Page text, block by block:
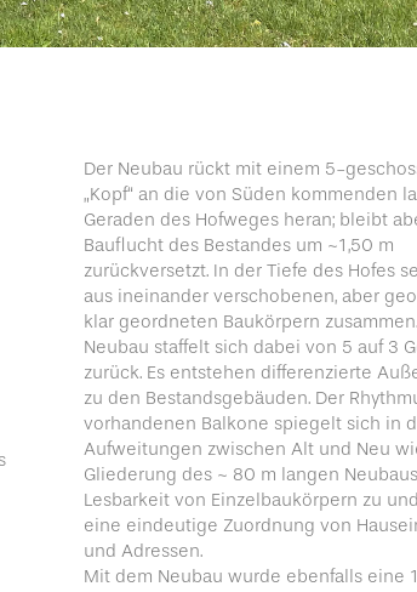
Der Neubau rückt mit einem 5-
„Kopf“ an die von Süden kommenden
Geraden des Hofweges heran; bleibt
Bauflucht des Bestandes um ~1,50 m
zurückversetzt. In der Tiefe des Hofes
aus ineinander verschobenen, aber
klar geordneten Baukörpern
Neubau staffelt sich dabei von 5 auf 3
zurück. Es entstehen differenzierte
zu den Bestandsgebäuden. Der
vorhandenen Balkone spiegelt sich in
Aufweitungen zwischen Alt und Neu
Gliederung des ~ 80 m langen
Lesbarkeit von Einzelbaukörpern zu
eine eindeutige Zuordnung von
und Adressen.
Mit dem Neubau wurde ebenfalls eine